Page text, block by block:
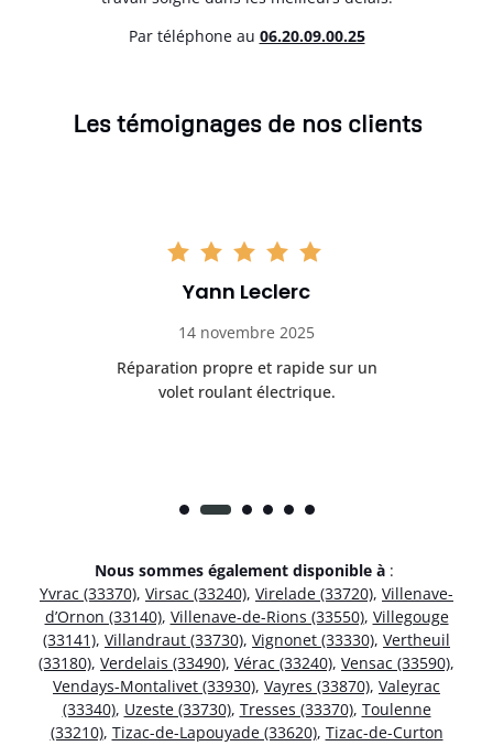
Par téléphone au 06.20.09.00.25
Les témoignages de nos clients
Yann Leclerc
14 novembre 2025
Réparation propre et rapide sur un
volet roulant électrique.
Nous sommes également disponible à :
Yvrac (33370), Virsac (33240), Virelade (33720), Villenave-
d’Ornon (33140), Villenave-de-Rions (33550), Villegouge
(33141), Villandraut (33730), Vignonet (33330), Vertheuil
(33180), Verdelais (33490), Vérac (33240), Vensac (33590),
Vendays-Montalivet (33930), Vayres (33870), Valeyrac
(33340), Uzeste (33730), Tresses (33370), Toulenne
(33210), Tizac-de-Lapouyade (33620), Tizac-de-Curton